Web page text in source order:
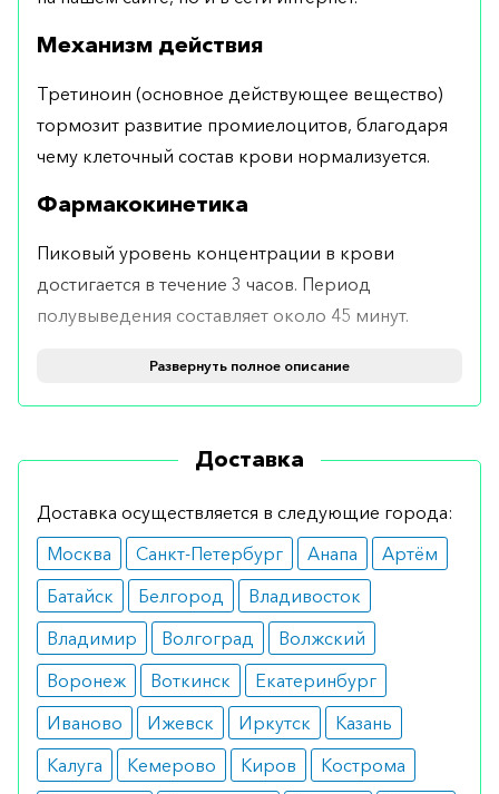
Механизм действия
Третиноин (основное действующее вещество)
тормозит развитие промиелоцитов, благодаря
чему клеточный состав крови нормализуется.
Фармакокинетика
Пиковый уровень концентрации в крови
достигается в течение 3 часов. Период
полувыведения составляет около 45 минут.
Суточная доза составляет 8 капсул.
Рекомендуется разделить ее на утренний и
вечерний прием. Курс лечения длится 2–3
месяца.
Показания
острый промиелоцитарный лейкоз.
Противопоказания
Развернуть полное описание
Доставка
Доставка осуществляется в следующие города:
Москва
Санкт-Петербург Анапа
Артём
Батайск
Белгород
Владивосток
Владимир
Волгоград
Волжский
Воронеж
Воткинск
Екатеринбург
Иваново
Ижевск Иркутск
Казань
Калуга
Кемерово Киров
Кострома